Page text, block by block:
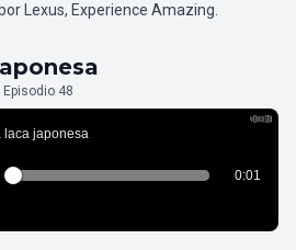
Lexus, Experience Amazing.
Episodio 48